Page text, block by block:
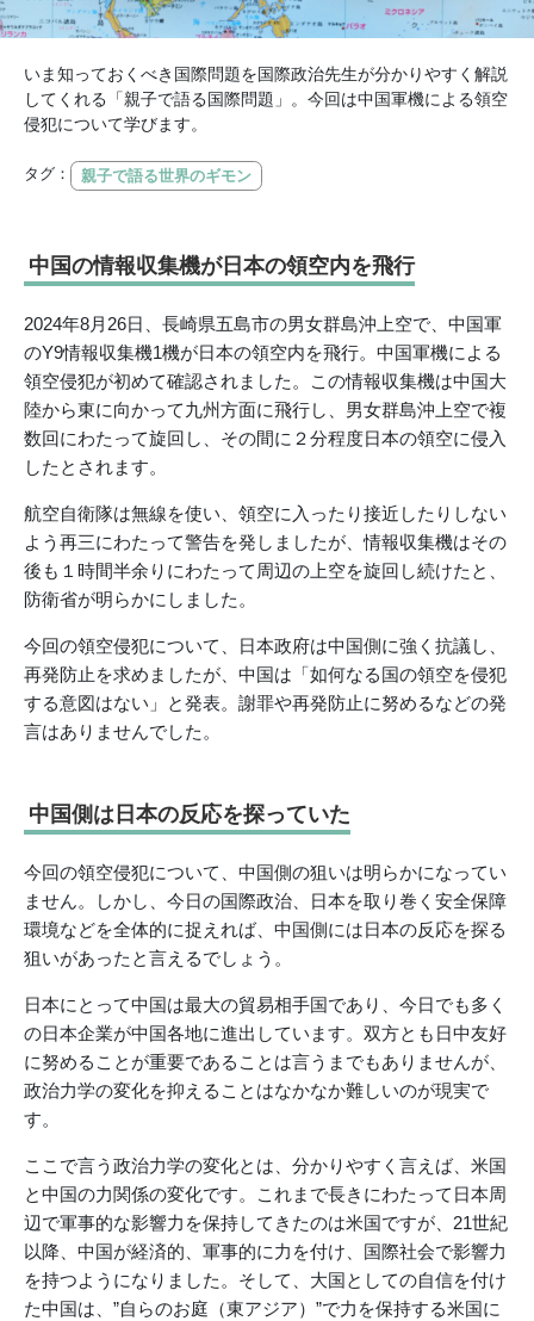
いま知っておくべき国際問題を国際政治先生が分かりやすく解説
してくれる「親子で語る国際問題」。今回は中国軍機による領空
侵犯について学びます。
タグ： 親子で語る世界のギモン
中国の情報収集機が日本の領空内を飛行
2024年8月26日、長崎県五島市の男女群島沖上空で、中国軍
のY9情報収集機1機が日本の領空内を飛行。中国軍機による
領空侵犯が初めて確認されました。この情報収集機は中国大
陸から東に向かって九州方面に飛行し、男女群島沖上空で複
数回にわたって旋回し、その間に２分程度日本の領空に侵入
したとされます。
航空自衛隊は無線を使い、領空に入ったり接近したりしない
よう再三にわたって警告を発しましたが、情報収集機はその
後も１時間半余りにわたって周辺の上空を旋回し続けたと、
防衛省が明らかにしました。
今回の領空侵犯について、日本政府は中国側に強く抗議し、
再発防止を求めましたが、中国は「如何なる国の領空を侵犯
する意図はない」と発表。謝罪や再発防止に努めるなどの発
言はありませんでした。
中国側は日本の反応を探っていた
今回の領空侵犯について、中国側の狙いは明らかになってい
ません。しかし、今日の国際政治、日本を取り巻く安全保障
環境などを全体的に捉えれば、中国側には日本の反応を探る
狙いがあったと言えるでしょう。
日本にとって中国は最大の貿易相手国であり、今日でも多く
の日本企業が中国各地に進出しています。双方とも日中友好
に努めることが重要であることは言うまでもありませんが、
政治力学の変化を抑えることはなかなか難しいのが現実で
す。
ここで言う政治力学の変化とは、分かりやすく言えば、米国
と中国の力関係の変化です。これまで長きにわたって日本周
辺で軍事的な影響力を保持してきたのは米国ですが、21世紀
以降、中国が経済的、軍事的に力を付け、国際社会で影響力
を持つようになりました。そして、大国としての自信を付け
た中国は、”自らのお庭（東アジア）”で力を保持する米国に